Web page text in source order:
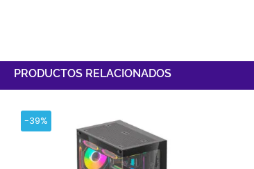
PRODUCTOS RELACIONADOS
-39%